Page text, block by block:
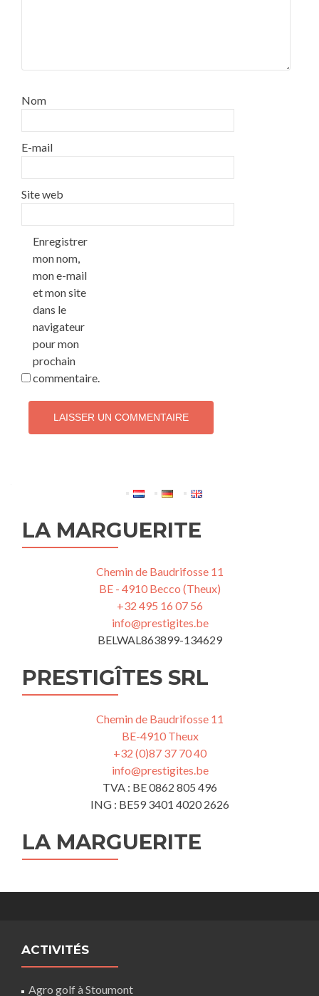
Nom
E-mail
Site web
Enregistrer
mon nom,
mon e-mail
et mon site
dans le
navigateur
pour mon
prochain
commentaire.
LA MARGUERITE
Chemin de Baudrifosse 11
BE - 4910 Becco (Theux)
+32 495 16 07 56
info@prestigites.be
BELWAL863899-134629
PRESTIGÎTES SRL
Chemin de Baudrifosse 11
BE-4910 Theux
+32 (0)87 37 70 40
info@prestigites.be
TVA : BE 0862 805 496
ING : BE59 3401 4020 2626
LA MARGUERITE
ACTIVITÉS
Agro golf à Stoumont